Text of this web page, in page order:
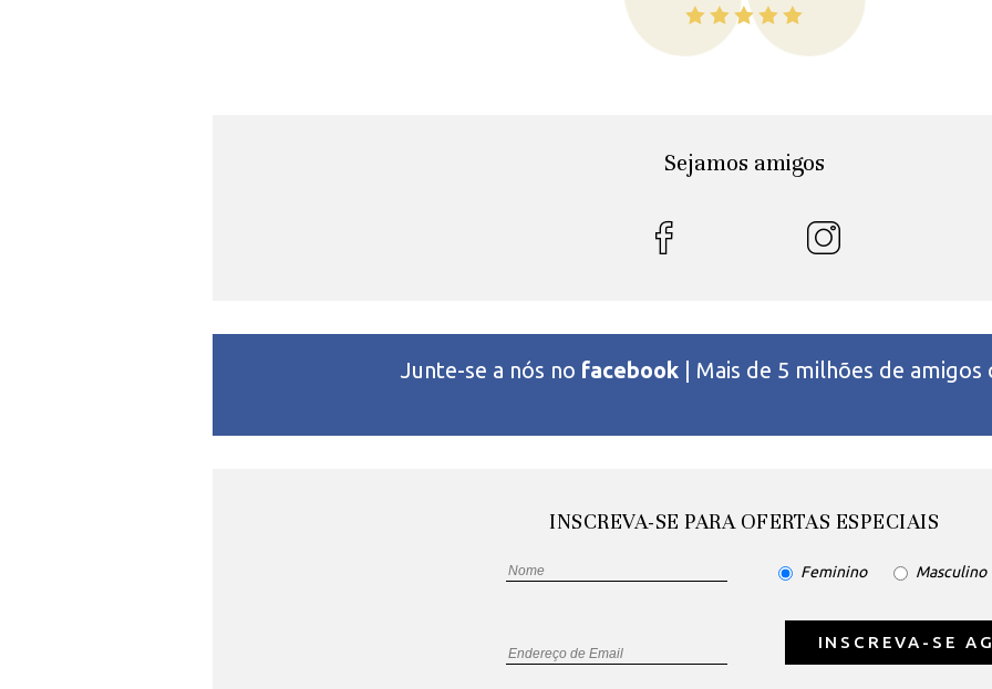
Sejamos amigos
Junte-se a nós no facebook | Mais de 5 milhões de amigos
INSCREVA-SE PARA OFERTAS ESPECIAIS
Feminino Masculino
INSCREVA-SE